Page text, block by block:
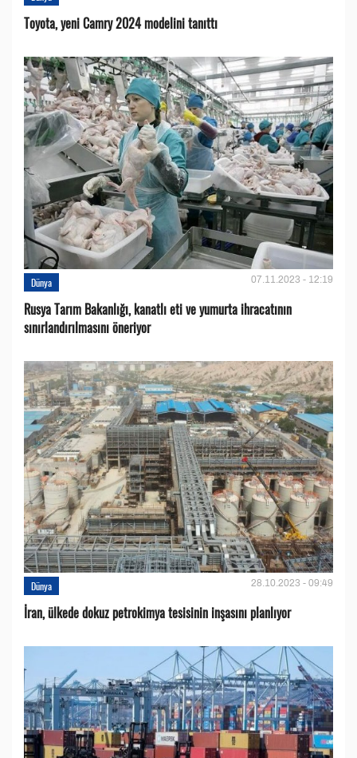
Toyota, yeni Camry 2024 modelini tanıttı
Dünya 07.11.2023 - 12:19
Rusya Tarım Bakanlığı, kanatlı eti ve yumurta ihracatının
sınırlandırılmasını öneriyor
Dünya 28.10.2023 - 09:49
İran, ülkede dokuz petrokimya tesisinin inşasını planlıyor